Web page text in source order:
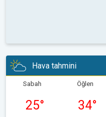
Hava tahmini
Sabah
25°
Öğlen
34°